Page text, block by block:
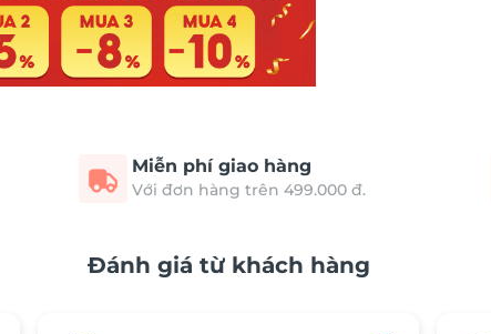
Miễn phí giao hàng
Với đơn hàng trên 499.000 đ.
Đánh giá từ khách hàng